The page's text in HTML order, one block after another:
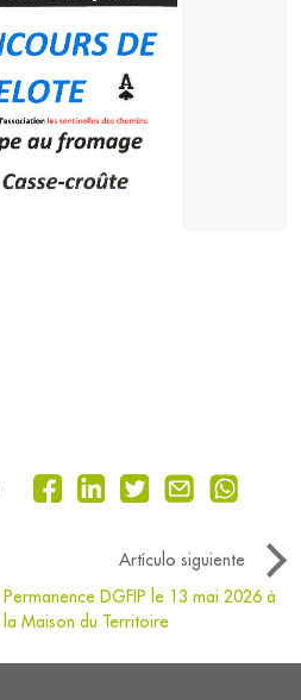
Artículo siguiente
Permanence DGFIP le 13 mai 2026 à
la Maison du Territoire